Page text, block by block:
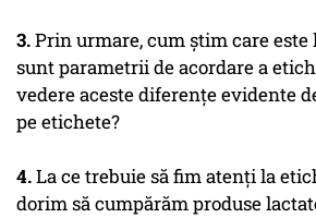
3.Prin urmare, cum știm care este
sunt parametrii de acordare a
vedere aceste diferențe evidente
pe etichete?
4.La ce trebuie să fim atenți la
dorim să cumpărăm produse